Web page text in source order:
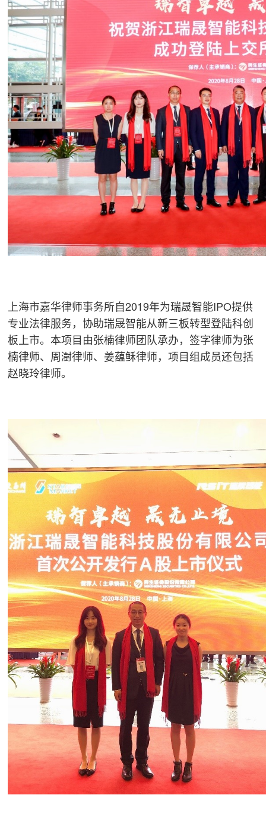
上海市嘉华律师事务所自2019年为瑞晟智能IPO提供
专业法律服务，协助瑞晟智能从新三板转型登陆科创
板上市。本项目由张楠律师团队承办，签字律师为张
楠律师、周澍律师、姜蕴稣律师，项目组成员还包括
赵晓玲律师。